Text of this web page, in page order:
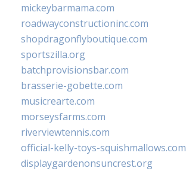
mickeybarmama.com
roadwayconstructioninc.com
shopdragonflyboutique.com
sportszilla.org
batchprovisionsbar.com
brasserie-gobette.com
musicrearte.com
morseysfarms.com
riverviewtennis.com
official-kelly-toys-squishmallows.com
displaygardenonsuncrest.org